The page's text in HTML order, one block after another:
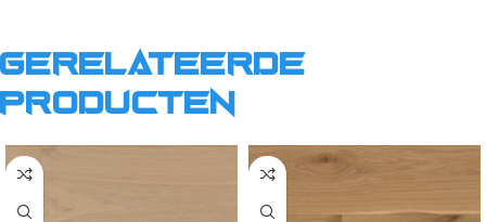
Gerelateerde
producten